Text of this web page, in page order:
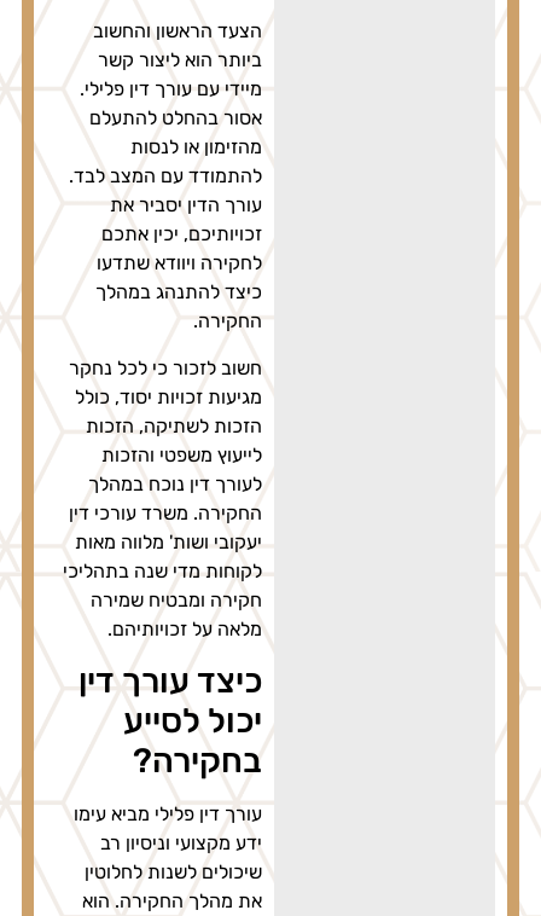
הצעד הראשון והחשוב
ביותר הוא ליצור קשר
מיידי עם עורך דין פלילי.
אסור בהחלט להתעלם
מהזימון או לנסות
להתמודד עם המצב לבד.
עורך הדין יסביר את
זכויותיכם, יכין אתכם
לחקירה ויוודא שתדעו
כיצד להתנהג במהלך
החקירה.
חשוב לזכור כי לכל נחקר
מגיעות זכויות יסוד, כולל
הזכות לשתיקה, הזכות
לייעוץ משפטי והזכות
לעורך דין נוכח במהלך
החקירה. משרד עורכי דין
יעקובי ושות' מלווה מאות
לקוחות מדי שנה בתהליכי
חקירה ומבטיח שמירה
מלאה על זכויותיהם.
כיצד עורך דין
יכול לסייע
בחקירה?
עורך דין פלילי מביא עימו
ידע מקצועי וניסיון רב
שיכולים לשנות לחלוטין
את מהלך החקירה. הוא